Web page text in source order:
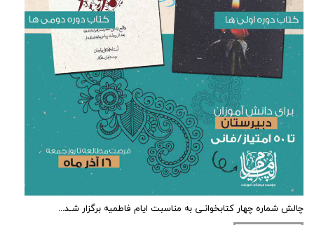
چالش شماره چهار کتابخوانـی به مناسبت ایام فاطمیه برگزار شـد...